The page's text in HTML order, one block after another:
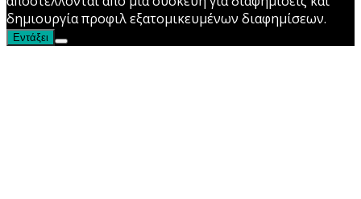
δημιουργία προφιλ εξατομικευμένων διαφημίσεων.
Εντάξει